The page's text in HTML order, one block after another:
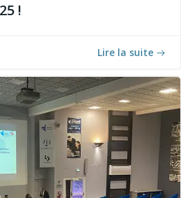
!
Lire la suite